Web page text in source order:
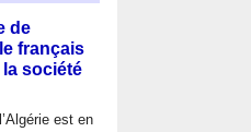
de
français
société
est en